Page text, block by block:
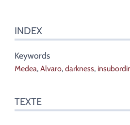
INDEX
Keywords
Medea, Alvaro, darkness,
TEXTE